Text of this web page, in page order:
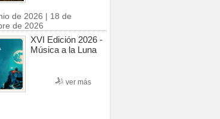
de 2026 | 18 de
de 2026
XVI Edición 2026 -
Música a la Luna
ver más